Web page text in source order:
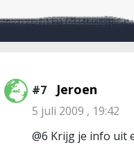
#7 Jeroen
5 juli 2009 , 19:42
@6 Krijg je info uit